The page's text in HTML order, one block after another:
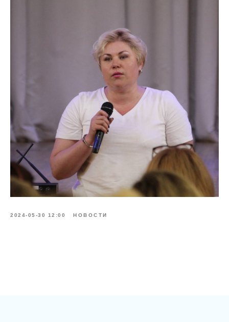
2024-05-30 12:00 НОВОСТИ